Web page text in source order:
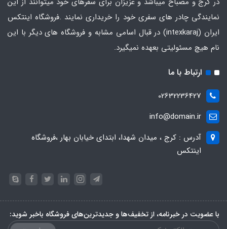
نمایندگی چادر های سفری خود را خریداری نمایند .فروشگاه اینتکس
ایران
(intexkaraj) در قبال اسامی مشابه و فروشگاه های دیگر با این
نام هیچ مسئولیتی بعهده نمیگیرد.
ارتباط با ما
02632236427
info@domain.ir
آدرس : کرج ، میدان شهدا، ابتدای خیابان بهار ،فروشگاه
اینتکس
با عضویت در خبرنامه، از تخفیف‌ها و جدیدترین‌های فروشگاه باخبر شوید: